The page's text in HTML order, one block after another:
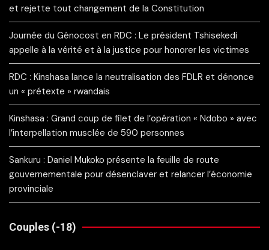
et rejette tout changement de la Constitution
Journée du Génocost en RDC : Le président Tshisekedi
appelle à la vérité et à la justice pour honorer les victimes
RDC : Kinshasa lance la neutralisation des FDLR et dénonce
un « prétexte » rwandais
Kinshasa : Grand coup de filet de l’opération « Ndobo » avec
l’interpellation musclée de 590 personnes
Sankuru : Daniel Mukoko présente la feuille de route
gouvernementale pour désenclaver et relancer l’économie
provinciale
Couples (-18)